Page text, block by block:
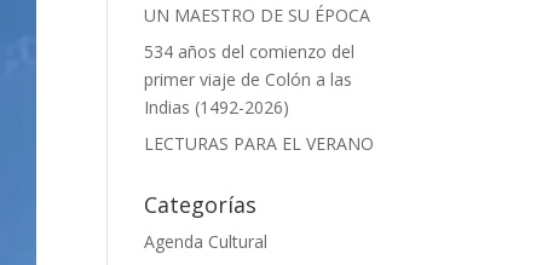
UN MAESTRO DE SU ÉPOCA
534 años del comienzo del
primer viaje de Colón a las
Indias (1492-2026)
LECTURAS PARA EL VERANO
Categorías
Agenda Cultural